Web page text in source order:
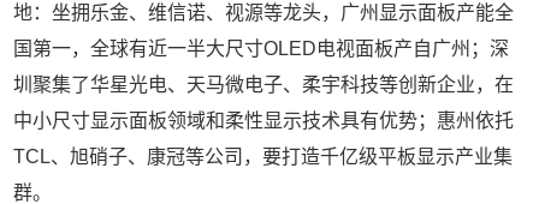
地：坐拥乐金、维信诺、视源等龙头，广州显示面板产能全
国第一，全球有近一半大尺寸OLED电视面板产自广州；深
圳聚集了华星光电、天马微电子、柔宇科技等创新企业，在
中小尺寸显示面板领域和柔性显示技术具有优势；惠州依托
TCL、旭硝子、康冠等公司，要打造千亿级平板显示产业集
群。